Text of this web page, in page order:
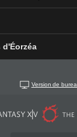
d'Éorzéa
Version de